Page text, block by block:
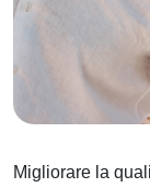
Migliorare la